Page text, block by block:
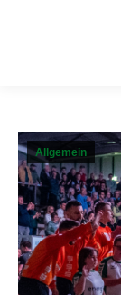
Allgemein